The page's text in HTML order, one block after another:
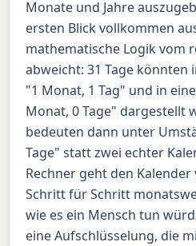
Monate und Jahre
ersten Blick vollkommen
mathematische Logik vom
abweicht: 31 Tage könnten
"1 Monat, 1 Tag" und in
Monat, 0 Tage" dargestellt
bedeuten dann unter
Tage" statt zwei echter
Rechner geht den
Schritt für Schritt
wie es ein Mensch tun
eine Aufschlüsselung, die